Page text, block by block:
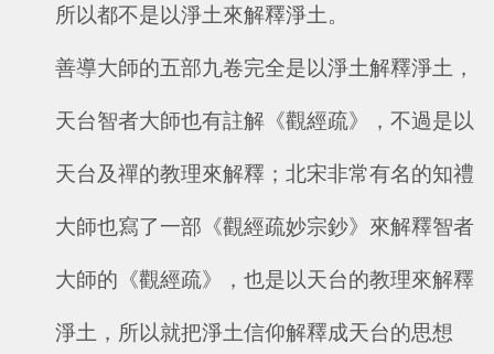
所以都不是以淨土來解釋淨土。
善導大師的五部九卷完全是以淨土解釋淨土，
天台智者大師也有註解《觀經疏》，不過是以
天台及禪的教理來解釋；北宋非常有名的知禮
大師也寫了一部《觀經疏妙宗鈔》來解釋智者
大師的《觀經疏》，也是以天台的教理來解釋
淨土，所以就把淨土信仰解釋成天台的思想